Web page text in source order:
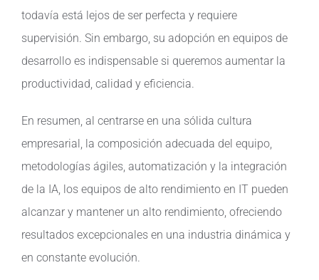
todavía está lejos de ser perfecta y requiere
supervisión. Sin embargo, su adopción en equipos de
desarrollo es indispensable si queremos aumentar la
productividad, calidad y eficiencia.
En resumen, al centrarse en una sólida cultura
empresarial, la composición adecuada del equipo,
metodologías ágiles, automatización y la integración
de la IA, los equipos de alto rendimiento en IT pueden
alcanzar y mantener un alto rendimiento, ofreciendo
resultados excepcionales en una industria dinámica y
en constante evolución.